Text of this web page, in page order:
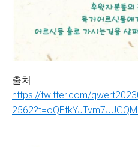
출처
https://twitter.com/